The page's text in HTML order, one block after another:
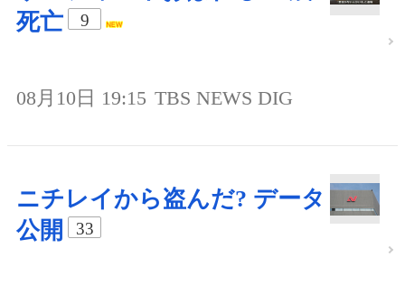
死亡
9
08月10日 19:15 TBS NEWS DIG
ニチレイから盗んだ? データ
公開
33